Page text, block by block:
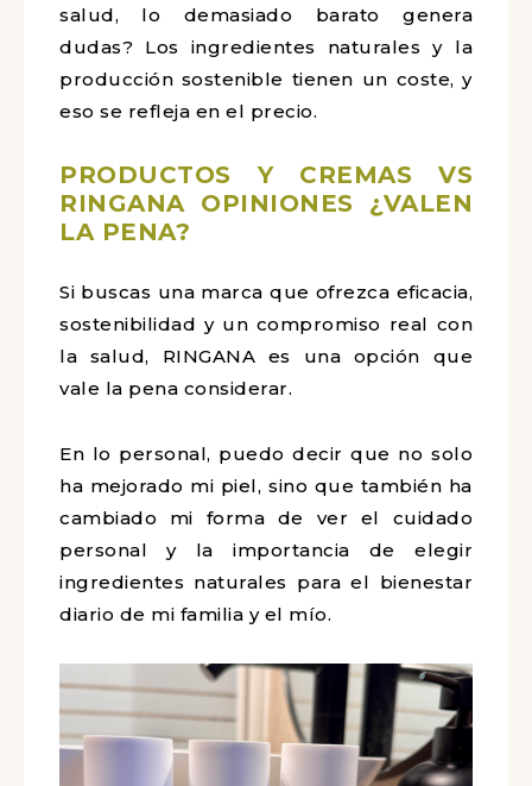
salud, lo demasiado barato genera
dudas? Los ingredientes naturales y la
producción sostenible tienen un coste, y
eso se refleja en el precio.
PRODUCTOS Y CREMAS VS
RINGANA OPINIONES ¿VALEN
LA PENA?
Si buscas una marca que ofrezca eficacia,
sostenibilidad y un compromiso real con
la salud, RINGANA es una opción que
vale la pena considerar.
En lo personal, puedo decir que no solo
ha mejorado mi piel, sino que también ha
cambiado mi forma de ver el cuidado
personal y la importancia de elegir
ingredientes naturales para el bienestar
diario de mi familia y el mío.